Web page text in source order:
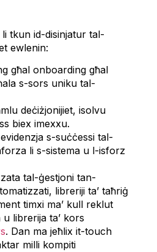
tkun id-disinjatur tal-
ewlenin:
għal onboarding għal
s-sors uniku tal-
deċiżjonijiet, isolvu
biex imexxu.
s-suċċessi tal-
li s-sistema u l-isforz
tal-ġestjoni tan-
libreriji ta’ taħriġ
timxi ma’ kull reklut
librerija ta’ kors
. Dan ma jeħlix it-touch
milli kompiti